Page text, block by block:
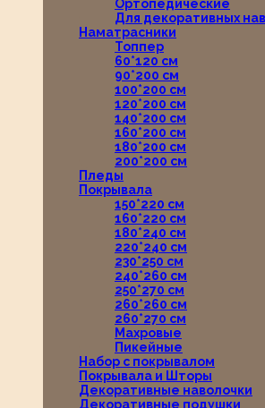
Ортопедические
Для декоративных
Наматрасники
Топпер
60*120 см
90*200 см
100*200 см
120*200 см
140*200 см
160*200 см
180*200 см
200*200 см
Пледы
Покрывала
150*220 см
160*220 см
180*240 см
220*240 см
230*250 см
240*260 см
250*270 см
260*260 см
260*270 см
Махровые
Пикейные
Набор с покрывалом
Покрывала и Шторы
Декоративные наволочки
Декоративные подушки